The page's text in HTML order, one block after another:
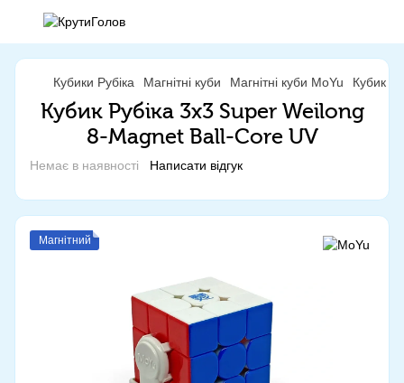
Кубики Рубіка Магнітні куби Магнітні куби MoYu Кубик
Кубик Рубіка 3x3 Super Weilong
8-Magnet Ball-Core UV
Немає в наявності Написати відгук
Магнітний